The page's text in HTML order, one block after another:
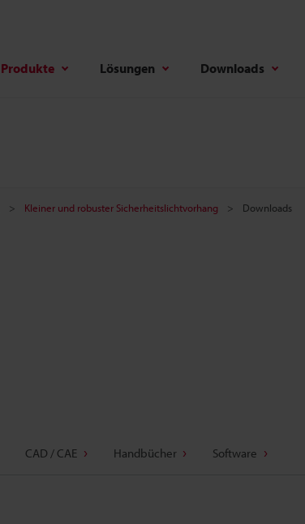
Produkte Lösungen Downloads
Kleiner und robuster Sicherheitslichtvorhang Downloads
CAD / CAE Handbücher Software